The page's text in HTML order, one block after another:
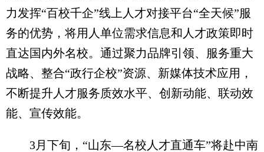
力发挥“百校千企”线上人才对接平台“全天候”服
务的优势，将用人单位需求信息和人才政策即时
直达国内外名校。通过聚力品牌引领、服务重大
战略、整合“政行企校”资源、新媒体技术应用，
不断提升人才服务质效水平、创新动能、联动效
能、宣传效能。
3月下旬，“山东—名校人才直通车”将赴中南